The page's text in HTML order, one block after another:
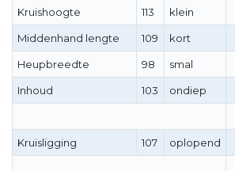
Kruishoogte 113 klein
Middenhand lengte 109 kort
Heupbreedte 98 smal
Inhoud 103 ondiep
Kruisligging 107 oplopend